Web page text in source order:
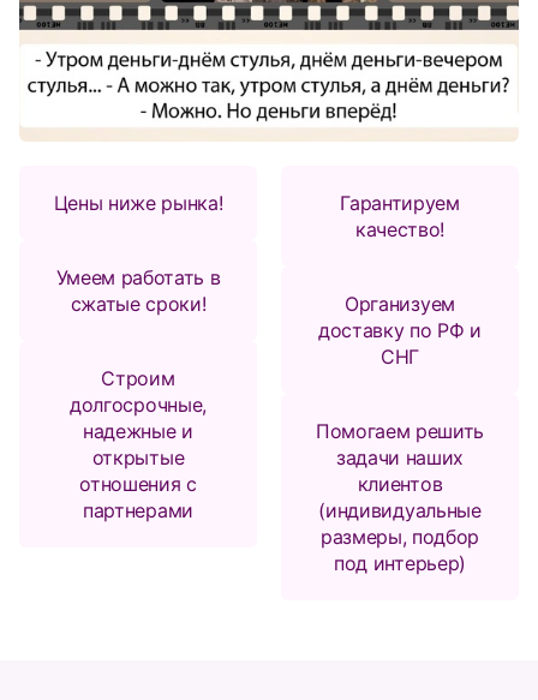
Цены ниже рынка!
Умеем работать в
сжатые сроки!
Строим
долгосрочные,
надежные и
открытые
отношения с
партнерами
Гарантируем
качество!
Организуем
доставку по РФ и
СНГ
Помогаем решить
задачи наших
клиентов
(индивидуальные
размеры, подбор
под интерьер)